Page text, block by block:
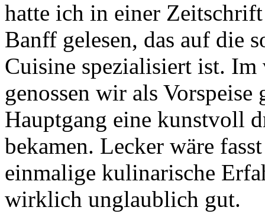
hatte ich in einer
Banff gelesen, das auf die
Cuisine spezialisiert ist.
genossen wir als
Hauptgang eine kunstvoll
bekamen. Lecker wäre
einmalige kulinarische
wirklich unglaublich gut.